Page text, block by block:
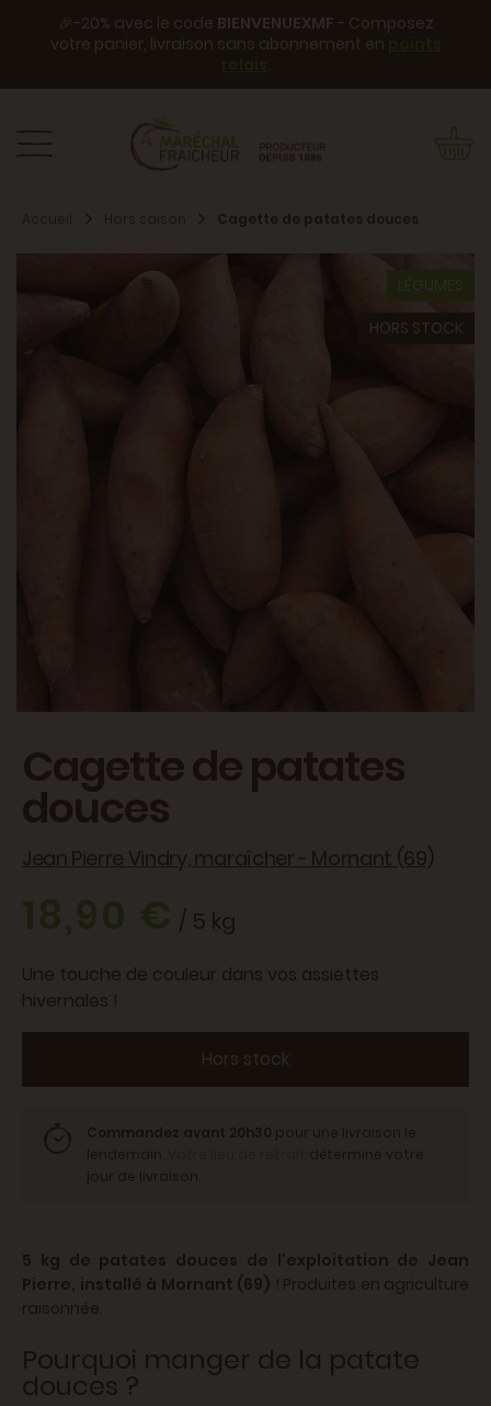
🎉-20% avec le code BIENVENUEXMF - Composez
votre panier, livraison sans abonnement en
.
Cagette de patates douces
LÉGUMES
HORS STOCK
Cagette de patates
douces
Jean Pierre Vindry, maraîcher - Mornant (69)
18,90 €/ 5 kg
Une touche de couleur dans vos assiettes
hivernales !
Hors stock
5 kg de patates douces de l'exploitation de Jean
Pierre, installé à Mornant (69) ! Produites en agriculture
raisonnée.
Pourquoi manger de la patate
douces ?